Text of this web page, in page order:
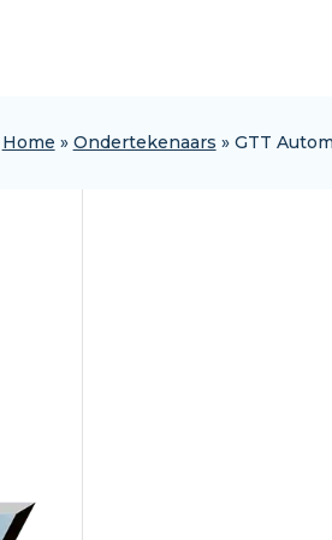
Home » Ondertekenaars » GTT